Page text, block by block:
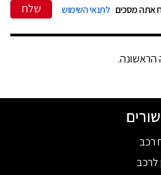
אתה מסכים לתנאי השימוש שלח
הראשונה.
רכב
לרכב